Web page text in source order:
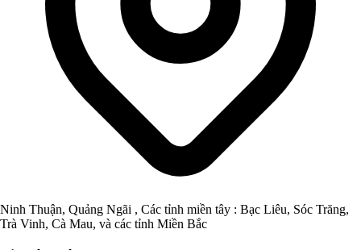
Ninh Thuận, Quảng Ngãi , Các tỉnh miền tây : Bạc Liêu, Sóc Trăng,
Trà Vinh, Cà Mau, và các tỉnh Miền Bắc